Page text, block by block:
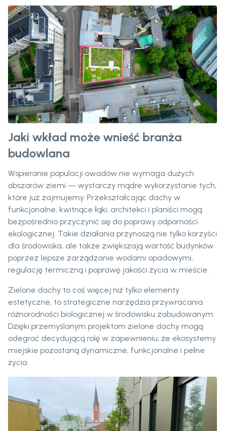
Jaki wkład może wnieść branża
budowlana
Wspieranie populacji owadów nie wymaga dużych
obszarów ziemi — wystarczy mądre wykorzystanie tych,
które już zajmujemy. Przekształcając dachy w
funkcjonalne, kwitnące łąki, architekci i planiści mogą
bezpośrednio przyczynić się do poprawy odporności
ekologicznej. Takie działania przynoszą nie tylko korzyści
dla środowiska, ale także zwiększają wartość budynków
poprzez lepsze zarządzanie wodami opadowymi,
regulację termiczną i poprawę jakości życia w mieście.
Zielone dachy to coś więcej niż tylko elementy
estetyczne, to strategiczne narzędzia przywracania
różnorodności biologicznej w środowisku zabudowanym.
Dzięki przemyślanym projektom zielone dachy mogą
odegrać decydującą rolę w zapewnieniu, że ekosystemy
miejskie pozostaną dynamiczne, funkcjonalne i pełne
życia.